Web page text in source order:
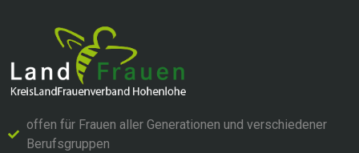
offen für Frauen aller Generationen und verschiedener
Berufsgruppen